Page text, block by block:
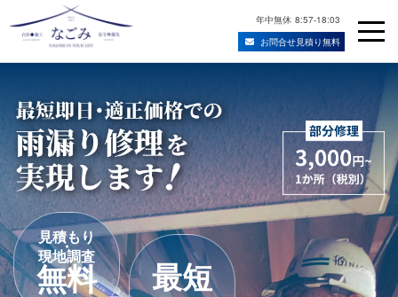
Skip
content
年中無休 8:57-18:03
お問合せ見積り無料
見積もり
・
現地調査
無料 最短